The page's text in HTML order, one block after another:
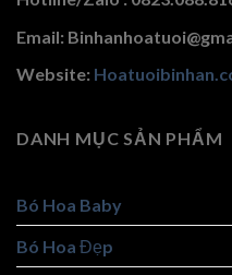
Email:
Website:
DANH MỤC SẢN PHẨM
Bó Hoa Baby
Bó Hoa Đẹp